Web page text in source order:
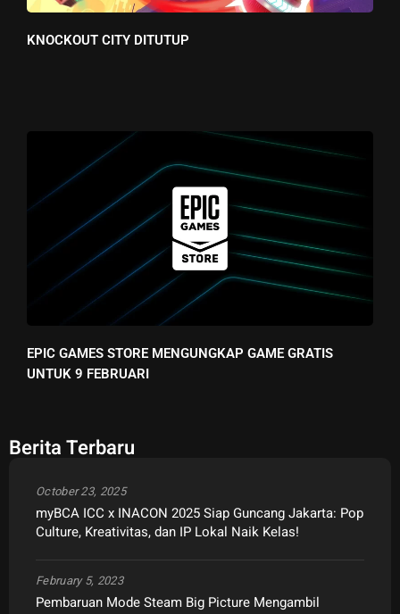
KNOCKOUT CITY DITUTUP
EPIC GAMES STORE MENGUNGKAP GAME GRATIS
UNTUK 9 FEBRUARI
Berita Terbaru
myBCA ICC x INACON 2025 Siap Guncang Jakarta: Pop
Culture, Kreativitas, dan IP Lokal Naik Kelas!
October 23, 2025
Pembaruan Mode Steam Big Picture Mengambil
February 5, 2023